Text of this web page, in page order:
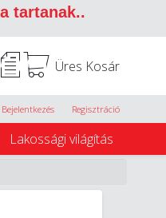
tartanak..
Üres Kosár
Bejelentkezés Regisztráció
Lakossági világítás